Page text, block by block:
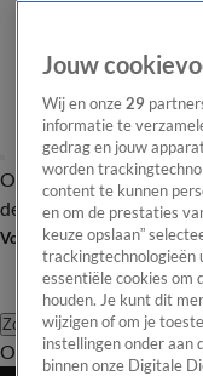
OverzichtAfleveringen
de redactieNieuwsbrief
Volg Shownieuws
Zoeken
Overzicht
Jouw
Wij en onze 29
informatie te
gedrag en jouw
worden
content te kunnen
en om de prestaties
keuze opslaan”
trackingtechnologieën
essentiële cookies om
houden. Je kunt dit
wijzigen of om je
instellingen onder aan
binnen onze Digitale